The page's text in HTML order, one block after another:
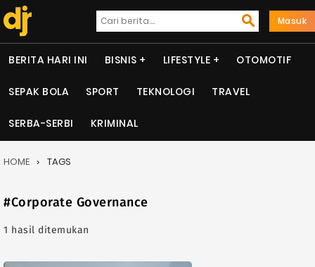
Masuk
BERITA HARI INI BISNIS LIFESTYLE OTOMOTIF
SEPAK BOLA SPORT TEKNOLOGI TRAVEL
SERBA-SERBI KRIMINAL
HOME TAGS
#Corporate Governance
1 hasil ditemukan